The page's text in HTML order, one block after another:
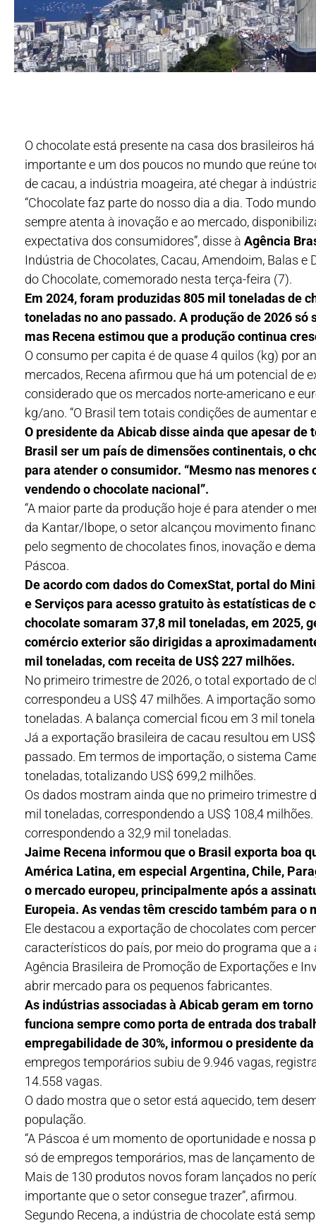
O chocolate está presente na casa dos brasileiros
importante e um dos poucos no mundo que reúne
de cacau, a indústria moageira, até chegar à
“Chocolate faz parte do nosso dia a dia. Todo
sempre atenta à inovação e ao mercado,
expectativa dos consumidores”, disse à Agência
Indústria de Chocolates, Cacau, Amendoim, Balas
do Chocolate, comemorado nesta terça-feira (7).
Em 2024, foram produzidas 805 mil toneladas de
toneladas no ano passado. A produção de 2026
mas Recena estimou que a produção continua
O consumo per capita é de quase 4 quilos (kg) por
mercados, Recena afirmou que há um potencial de
considerado que os mercados norte-americano e
kg/ano. “O Brasil tem totais condições de aumentar
O presidente da Abicab disse ainda que apesar
Brasil ser um país de dimensões continentais, o
para atender o consumidor. “Mesmo nas
vendendo o chocolate nacional”.
“A maior parte da produção hoje é para atender o
da Kantar/Ibope, o setor alcançou movimento
pelo segmento de chocolates finos, inovação e
Páscoa.
De acordo com dados do ComexStat, portal do
e Serviços para acesso gratuito às estatísticas de
chocolate somaram 37,8 mil toneladas, em 2025,
comércio exterior são dirigidas a
mil toneladas, com receita de US$ 227 milhões.
No primeiro trimestre de 2026, o total exportado de
correspondeu a US$ 47 milhões. A importação
toneladas. A balança comercial ficou em 3 mil
Já a exportação brasileira de cacau resultou em
passado. Em termos de importação, o sistema
toneladas, totalizando US$ 699,2 milhões.
Os dados mostram ainda que no primeiro trimestre
mil toneladas, correspondendo a US$ 108,4
correspondendo a 32,9 mil toneladas.
Jaime Recena informou que o Brasil exporta boa
América Latina, em especial Argentina, Chile,
o mercado europeu, principalmente após a
Europeia. As vendas têm crescido também para o
Ele destacou a exportação de chocolates com
característicos do país, por meio do programa que
Agência Brasileira de Promoção de Exportações e
abrir mercado para os pequenos fabricantes.
As indústrias associadas à Abicab geram em
funciona sempre como porta de entrada dos
empregabilidade de 30%, informou o presidente
empregos temporários subiu de 9.946 vagas,
14.558 vagas.
O dado mostra que o setor está aquecido, tem
população.
“A Páscoa é um momento de oportunidade e
só de empregos temporários, mas de lançamento
Mais de 130 produtos novos foram lançados no
importante que o setor consegue trazer”, afirmou.
Segundo Recena, a indústria de chocolate está